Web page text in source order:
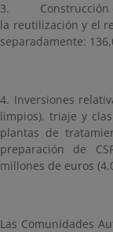
3. Construcción
la reutilización y el
separadamente:
4. Inversiones
limpios), triaje y
plantas de
preparación de
millones de euros
Las Comunidades